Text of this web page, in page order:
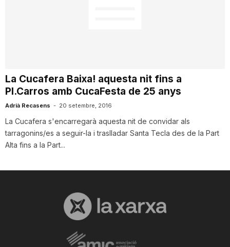
La Cucafera Baixa! aquesta nit fins a
Pl.Carros amb CucaFesta de 25 anys
Adrià Recasens - 20 setembre, 2016
La Cucafera s'encarregarà aquesta nit de convidar als
tarragonins/es a seguir-la i traslladar Santa Tecla des de la Part
Alta fins a la Part...